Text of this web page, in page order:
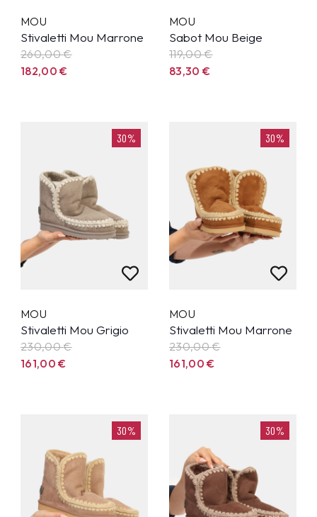
MOU
Stivaletti Mou Marrone
260,00€
182,00€
MOU
Sabot Mou Beige
119,00€
83,30€
30%
MOU
Stivaletti Mou Grigio
230,00€
161,00€
30%
MOU
Stivaletti Mou Marrone
230,00€
161,00€
30% 30%